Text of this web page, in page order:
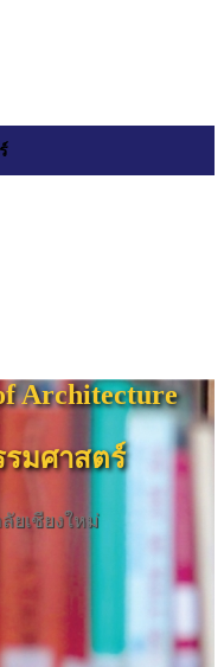
Architecture
มศาสตร์
ยเชียงใหม่